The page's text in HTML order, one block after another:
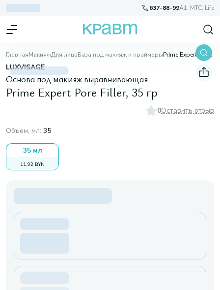
637-88-99A1, МТС, Life
ГлавнаяМакияжДля лицаБаза под макияж и праймеры Prime Expert Pore Filler, 35 гр
LUXVISAGE
Основа под макияж выравнивающая
Prime Expert Pore Filler, 35 гр
0Оставить отзыв
Объем, мл: 35
35 мл
11,92 BYN